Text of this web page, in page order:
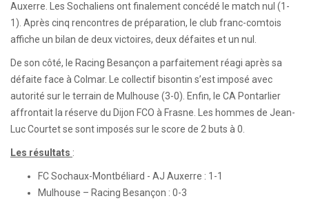
Auxerre. Les Sochaliens ont finalement concédé le match nul (1-
1). Après cinq rencontres de préparation, le club franc-comtois
affiche un bilan de deux victoires, deux défaites et un nul.
De son côté, le Racing Besançon a parfaitement réagi après sa
défaite face à Colmar. Le collectif bisontin s’est imposé avec
autorité sur le terrain de Mulhouse (3-0). Enfin, le CA Pontarlier
affrontait la réserve du Dijon FCO à Frasne. Les hommes de Jean-
Luc Courtet se sont imposés sur le score de 2 buts à 0.
Les résultats :
FC Sochaux-Montbéliard - AJ Auxerre : 1-1
Mulhouse – Racing Besançon : 0-3